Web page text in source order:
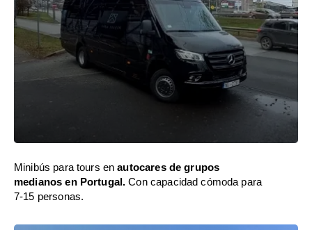
Minibús para tours enautocares de grupos
medianos en Portugal. Con capacidad cómoda para
7-15 personas.